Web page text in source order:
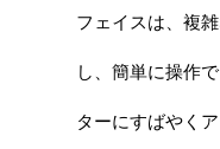
フェイスは、複
し、簡単に操作
ターにすばやく